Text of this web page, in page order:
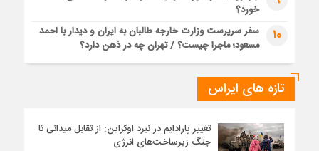
خورد؟
10
سفر سرپرست وزارت خارجه طالبان به ایران و دیدار با احمد
مسعود؛ ماجرا چیست؟ / تهران چه در ذهن دارد؟
تازه های ایراس
تغییر پارادایم در نبرد اوکراین: از تقابل میدانی تا
جنگ زیرساخت‌های انرژی